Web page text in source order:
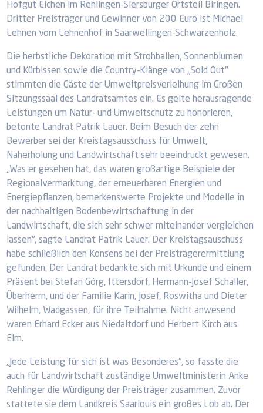
Hofgut Eichen im Rehlingen-Siersburger Ortsteil Biringen.
Dritter Preisträger und Gewinner von 200 Euro ist Michael
Lehnen vom Lehnenhof in Saarwellingen-Schwarzenholz.
Die herbstliche Dekoration mit Strohballen, Sonnenblumen
und Kürbissen sowie die Country-Klänge von „Sold Out"
stimmten die Gäste der Umweltpreisverleihung im Großen
Sitzungssaal des Landratsamtes ein. Es gelte herausragende
Leistungen um Natur- und Umweltschutz zu honorieren,
betonte Landrat Patrik Lauer. Beim Besuch der zehn
Bewerber sei der Kreistagsausschuss für Umwelt,
Naherholung und Landwirtschaft sehr beeindruckt gewesen.
„Was er gesehen hat, das waren großartige Beispiele der
Regionalvermarktung, der erneuerbaren Energien und
Energiepflanzen, bemerkenswerte Projekte und Modelle in
der nachhaltigen Bodenbewirtschaftung in der
Landwirtschaft, die sich sehr schwer miteinander vergleichen
lassen", sagte Landrat Patrik Lauer. Der Kreistagsauschuss
habe schließlich den Konsens bei der Preisträgerermittlung
gefunden. Der Landrat bedankte sich mit Urkunde und einem
Präsent bei Stefan Görg, Ittersdorf, Hermann-Josef Schaller,
Überherrn, und der Familie Karin, Josef, Roswitha und Dieter
Wilhelm, Wadgassen, für ihre Teilnahme. Nicht anwesend
waren Erhard Ecker aus Niedaltdorf und Herbert Kirch aus
Elm.
„Jede Leistung für sich ist was Besonderes", so fasste die
auch für Landwirtschaft zuständige Umweltministerin Anke
Rehlinger die Würdigung der Preisträger zusammen. Zuvor
stattete sie dem Landkreis Saarlouis ein großes Lob ab. Der